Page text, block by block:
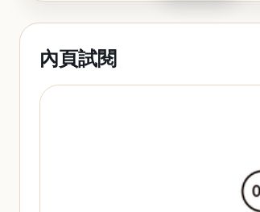
內頁試閱